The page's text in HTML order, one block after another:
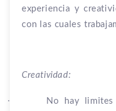
experiencia y
con las cuales
Creatividad:
·
No hay limites